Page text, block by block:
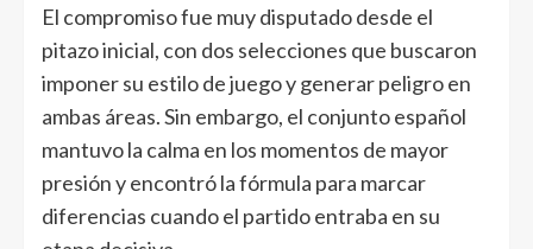
El compromiso fue muy disputado desde el
pitazo inicial, con dos selecciones que buscaron
imponer su estilo de juego y generar peligro en
ambas áreas. Sin embargo, el conjunto español
mantuvo la calma en los momentos de mayor
presión y encontró la fórmula para marcar
diferencias cuando el partido entraba en su